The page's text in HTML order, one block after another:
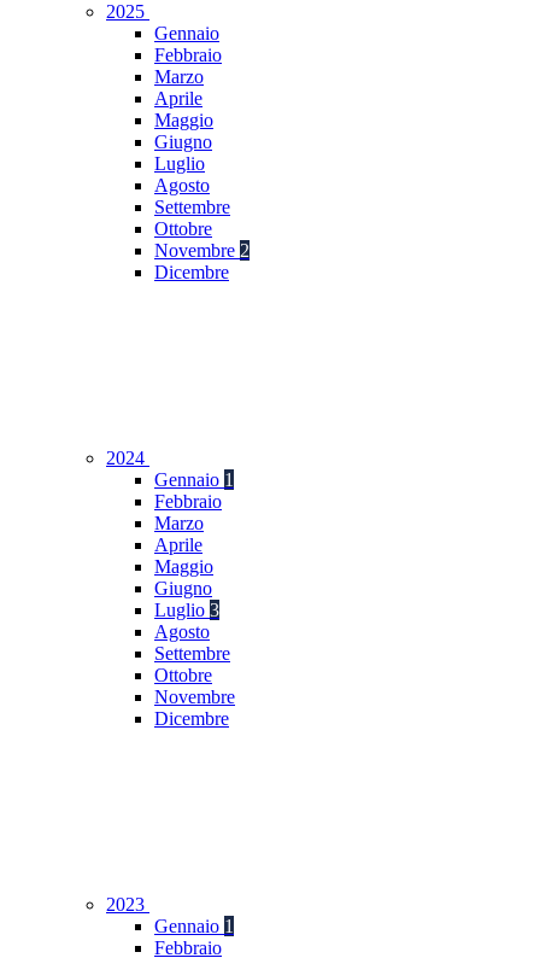
2025
Gennaio
Febbraio
Marzo
Aprile
Maggio
Giugno
Luglio
Agosto
Settembre
Ottobre
Novembre 2
Dicembre
2024
Gennaio 1
Febbraio
Marzo
Aprile
Maggio
Giugno
Luglio 3
Agosto
Settembre
Ottobre
Novembre
Dicembre
2023
Gennaio 1
Febbraio